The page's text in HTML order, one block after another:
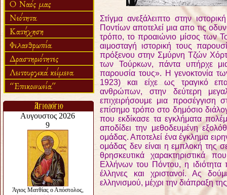
Στίγμα ανεξάλειπτο στην
Ποντίων αποτελεί μια απο τις
τρόπο, το προαιώνιο μίσος των
αιμοσταγή ιστορική τους
πρόξενου στην Σμύρνη Τζών
των Τούρκων, πάντα υπήρχε
παρουσία τους». Η γενοκτονία
1923) και είχε ως τραγικό
ανθρώπων, στην δεύτερη
επιχειρήσουμε μια προσέγγιση
επίσημο τρόπο στο δημόσιο
που εκδίκασε τα εγκλήματα
αποδίδει την μεθοδευμένη
ομάδας. Αποτελεί ένα έγκλημα
ομάδας δεν είναι η εμπλοκή της
θρησκευτικά χαρακτηριστικά
Ελλήνων του Πόντου, η
έλληνες και χριστανοί. Ας
ελληνισμού, μέχρι την διάπραξη